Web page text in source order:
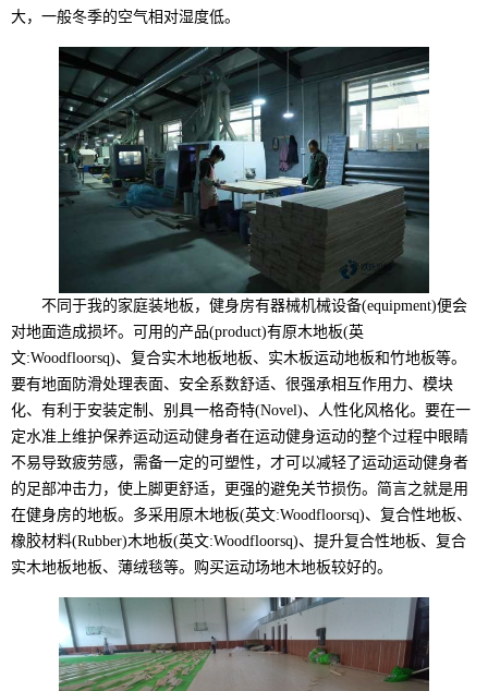
大，一般冬季的空气相对湿度低。
不同于我的家庭装地板，健身房有器械机械设备(equipment)便会
对地面造成损坏。可用的产品(product)有原木地板(英
文:Woodfloorsq)、复合实木地板地板、实木板运动地板和竹地板等。
要有地面防滑处理表面、安全系数舒适、很强承相互作用力、模块
化、有利于安装定制、别具一格奇特(Novel)、人性化风格化。要在一
定水准上维护保养运动运动健身者在运动健身运动的整个过程中眼睛
不易导致疲劳感，需备一定的可塑性，才可以减轻了运动运动健身者
的足部冲击力，使上脚更舒适，更强的避免关节损伤。简言之就是用
在健身房的地板。多采用原木地板(英文:Woodfloorsq)、复合性地板、
橡胶材料(Rubber)木地板(英文:Woodfloorsq)、提升复合性地板、复合
实木地板地板、薄绒毯等。购买运动场地木地板较好的。